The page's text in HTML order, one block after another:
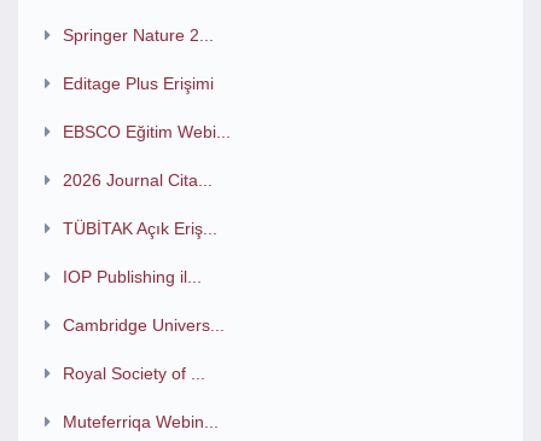
Springer Nature 2...
Editage Plus Erişimi
EBSCO Eğitim Webi...
2026 Journal Cita...
TÜBİTAK Açık Eriş...
IOP Publishing il...
Cambridge Univers...
Royal Society of ...
Muteferriqa Webin...